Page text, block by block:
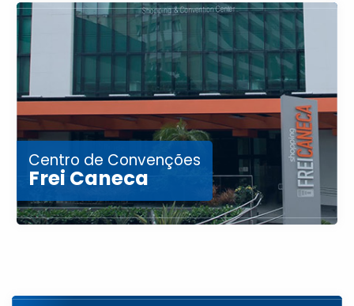
Centro de Convenções
Frei Caneca